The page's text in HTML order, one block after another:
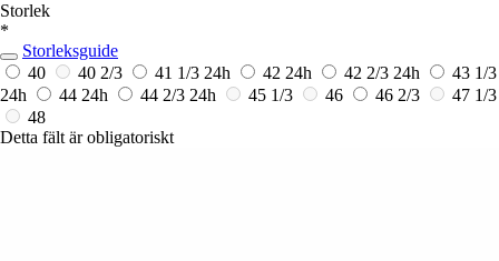
Storlek
*
Storleksguide
40
40 2/3 41 1/3 24h 42 24h 42 2/3 24h
43 1/3
24h
44 24h 44 2/3 24h 45 1/3 46 46 2/3
47 1/3
48
Detta fält är obligatoriskt